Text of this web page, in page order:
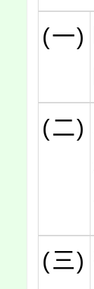
(一)
(二)
(三)